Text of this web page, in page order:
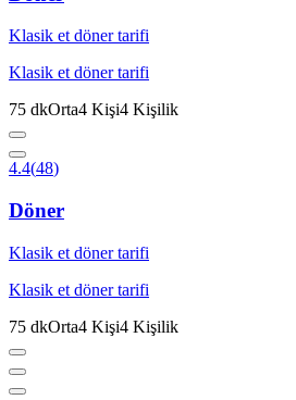
Klasik et döner tarifi
Klasik et döner tarifi
75 dkOrta4 Kişi4 Kişilik
4.4(48)
Döner
Klasik et döner tarifi
Klasik et döner tarifi
75 dkOrta4 Kişi4 Kişilik